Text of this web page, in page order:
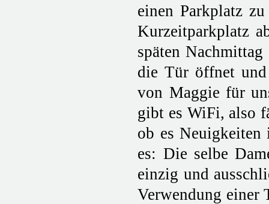
einen Parkplatz
Kurzeitparkplatz
späten
die Tür öffnet
von Maggie für
gibt es WiFi, also
ob es Neuigkeiten
es: Die selbe
einzig und
Verwendung einer